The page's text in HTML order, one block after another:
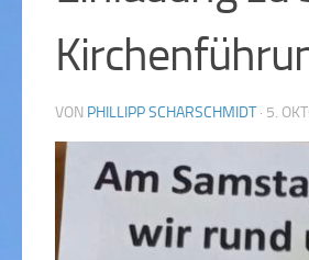
VON PHILLIPP SCHARSCHMIDT · 5.